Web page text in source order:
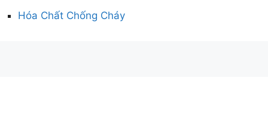
Hóa Chất Chống Cháy